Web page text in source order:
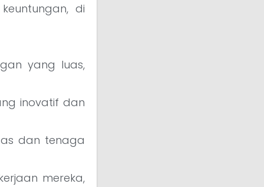
di
yang luas,
inovatif dan
dan tenaga
mereka,